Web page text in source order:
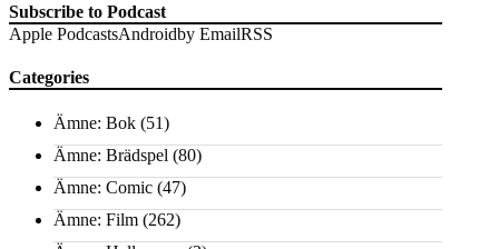
Subscribe to Podcast
Apple PodcastsAndroidby EmailRSS
Categories
Ämne: Bok (51)
Ämne: Brädspel (80)
Ämne: Comic (47)
Ämne: Film (262)